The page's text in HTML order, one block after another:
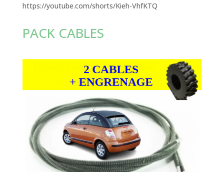
https://youtube.com/shorts/Kieh-VhfKTQ
PACK CABLES